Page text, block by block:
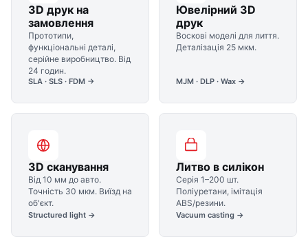
3D друк на
замовлення
Прототипи,
функціональні деталі,
серійне виробництво. Від
24 годин.
SLA · SLS · FDM →
Ювелірний 3D
друк
Воскові моделі для лиття.
Деталізація 25 мкм.
MJM · DLP · Wax →
3D сканування
Від 10 мм до авто.
Точність 30 мкм. Виїзд на
об'єкт.
Structured light →
Литво в силікон
Серія 1–200 шт.
Поліуретани, імітація
ABS/резини.
Vacuum casting →